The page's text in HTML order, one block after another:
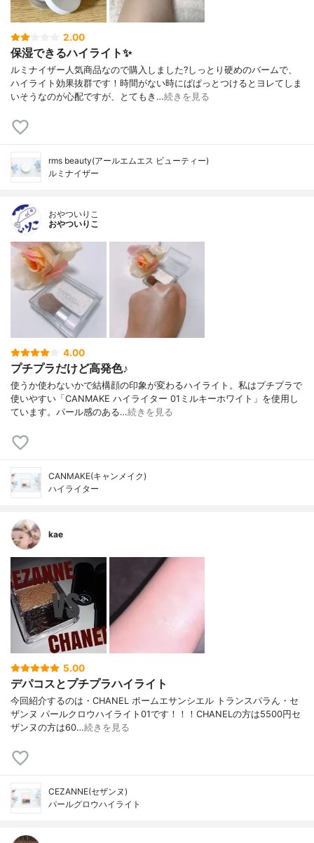
2.00
保湿できるハイライト✨
ルミナイザー人気商品なので購入しました?しっとり硬めのバームで、
ハイライト効果抜群です！時間がない時にぱぱっとつけるとヨレてしま
いそうなのが心配ですが、とてもき…続きを見る
rms beauty(アールエムエス ビューティー)
ルミナイザー
おやついりこ
おやついりこ
4.00
プチプラだけど高発色♪
使うか使わないかで結構顔の印象が変わるハイライト。私はプチプラで
使いやすい「CANMAKE ハイライター 01ミルキーホワイト」を使用し
ています。パール感のある…続きを見る
CANMAKE(キャンメイク)
ハイライター
kae
5.00
デパコスとプチプラハイライト
今回紹介するのは・CHANEL ポームエサンシエル トランスパラん・セ
ザンヌ パールクロウハイライト01です！！！CHANELの方は5500円セ
ザンヌの方は60…続きを見る
CEZANNE(セザンヌ)
パールグロウハイライト